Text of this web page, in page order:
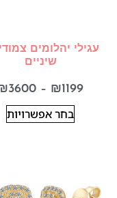
שיניים
₪1199
–
3600
בחר אפשרויות